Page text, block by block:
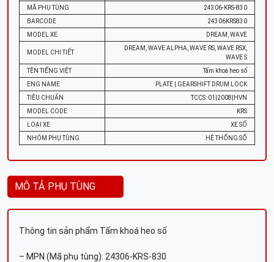
MÃ PHỤ TÙNG
24306-KRS-830
BARCODE
24306KRS830
MODEL XE
DREAM, WAVE
MODEL CHI TIẾT
DREAM, WAVE ALPHA, WAVE RS, WAVE RSX,
WAVE S
TÊN TIẾNG VIỆT
Tấm khoá heo số
ENG NAME
PLATE | GEARSHIFT DRUM LOCK
TIÊU CHUẨN
TCCS: 01|2008|HVN
MODEL CODE
KRS
LOẠI XE
XE SỐ
NHÓM PHỤ TÙNG
HỆ THỐNG SỐ
MÔ TẢ PHỤ TÙNG
Thông tin sản phẩm Tấm khoá heo số
– MPN (Mã phụ tùng): 24306-KRS-830